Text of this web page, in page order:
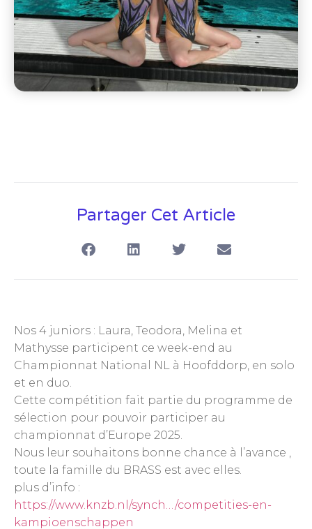
Partager Cet Article
Nos 4 juniors : Laura, Teodora, Melina et
Mathysse participent ce week-end au
Championnat National NL à Hoofddorp, en solo
et en duo.
Cette compétition fait partie du programme de
sélection pour pouvoir participer au
championnat d’Europe 2025.
Nous leur souhaitons bonne chance à l’avance ,
toute la famille du BRASS est avec elles.
plus d’info :
https://www.knzb.nl/synch…/competities-en-
kampioenschappen